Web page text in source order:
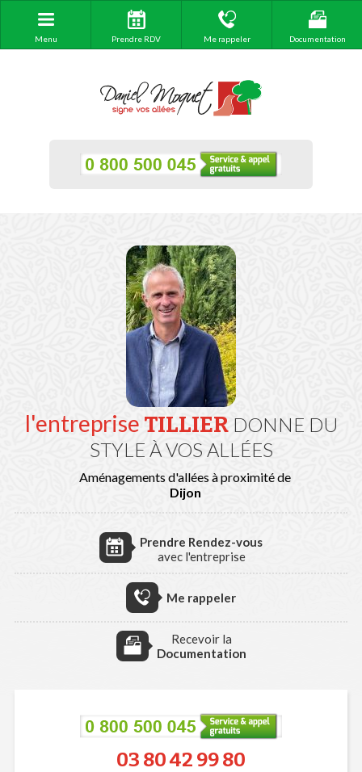
Menu Prendre RDV Me rappeler Documentation
l'entreprise TILLIER DONNE DU
STYLE À VOS ALLÉES
Aménagements d'allées à proximité de
Dijon
Prendre Rendez-vous
avec l'entreprise
Me rappeler
Recevoir la
Documentation
03 80 42 99 80